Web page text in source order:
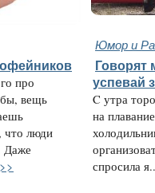
Юмор и
про
бы, вещь
что люди
Даже
Говорят
успевай
C утра
на
спросила